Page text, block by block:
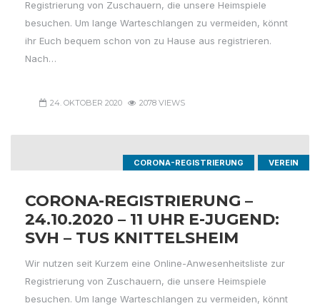
Registrierung von Zuschauern, die unsere Heimspiele
besuchen. Um lange Warteschlangen zu vermeiden, könnt
ihr Euch bequem schon von zu Hause aus registrieren.
Nach…
24. OKTOBER 2020 2078 VIEWS
CORONA-REGISTRIERUNG VEREIN
CORONA-REGISTRIERUNG –
24.10.2020 – 11 UHR E-JUGEND:
SVH – TUS KNITTELSHEIM
Wir nutzen seit Kurzem eine Online-Anwesenheitsliste zur
Registrierung von Zuschauern, die unsere Heimspiele
besuchen. Um lange Warteschlangen zu vermeiden, könnt